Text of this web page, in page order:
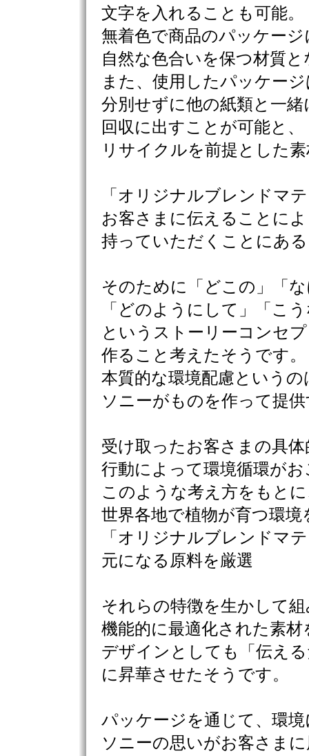
文字を入れることも可能。
無着色で商品のパッケージ
自然な色合いを保つ材質
また、使用したパッケー
分別せずに他の紙類と一緒
回収に出すことが可能と、
リサイクルを前提とした
「オリジナルブレンドマ
お客さまに伝えることに
持っていただくことにあ
そのために「どこの」「
「どのようにして」「こ
というストーリーコンセ
作ること考えたそうです。
本質的な環境配慮というの
ソニーがものを作って提
受け取ったお客さまの具体
行動によって環境循環が
このような考え方をもと
世界各地で植物が育つ環
「オリジナルブレンドマ
元になる原料を厳選
それらの特徴を生かして
機能的に最適化された素材
デザインとしても「伝え
に昇華させたそうです。
パッケージを通じて、環
ソニーの思いがお客さま